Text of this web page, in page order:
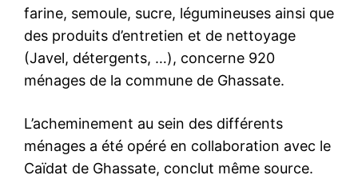
farine, semoule, sucre, légumineuses ainsi que
des produits d’entretien et de nettoyage
(Javel, détergents, …), concerne 920
ménages de la commune de Ghassate.
L’acheminement au sein des différents
ménages a été opéré en collaboration avec le
Caïdat de Ghassate, conclut même source.